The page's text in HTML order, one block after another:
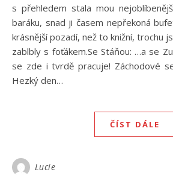
s přehledem stala mou
baráku, snad ji časem nepřekoná
krásnější pozadí, než to knižní, trochu
zablbly s foťákem.Se Stáňou: …a se
se zde i tvrdě pracuje! Záchodové
Hezký den…
ČÍST DÁLE
Lucie